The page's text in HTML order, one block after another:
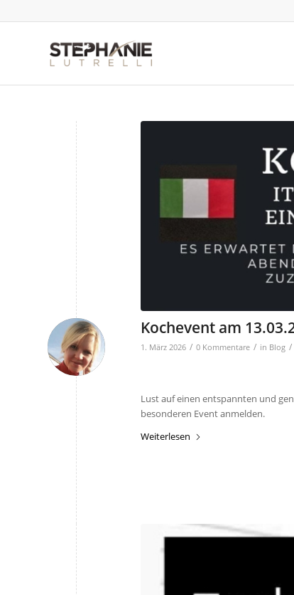
Kochevent am
1. März 2026 / 0 Kommentare / in Blog /
Lust auf einen entspannten und
besonderen Event anmelden.
Weiterlesen